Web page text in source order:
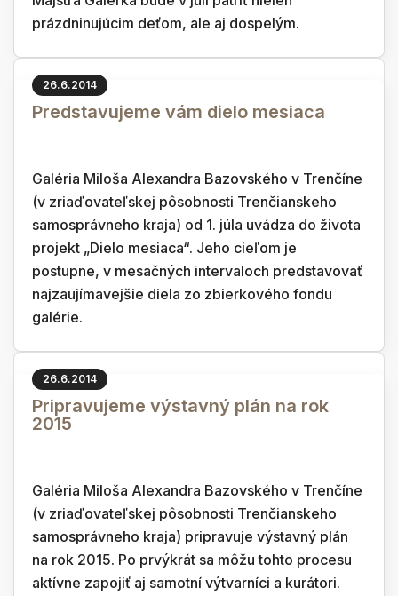
prázdninujúcim deťom, ale aj dospelým.
26.6.2014
Predstavujeme vám dielo mesiaca
Galéria Miloša Alexandra Bazovského v Trenčíne
(v zriaďovateľskej pôsobnosti Trenčianskeho
samosprávneho kraja) od 1. júla uvádza do života
projekt „Dielo mesiaca“. Jeho cieľom je
postupne, v mesačných intervaloch predstavovať
najzaujímavejšie diela zo zbierkového fondu
galérie.
26.6.2014
Pripravujeme výstavný plán na rok
2015
Galéria Miloša Alexandra Bazovského v Trenčíne
(v zriaďovateľskej pôsobnosti Trenčianskeho
samosprávneho kraja) pripravuje výstavný plán
na rok 2015. Po prvýkrát sa môžu tohto procesu
aktívne zapojiť aj samotní výtvarníci a kurátori.